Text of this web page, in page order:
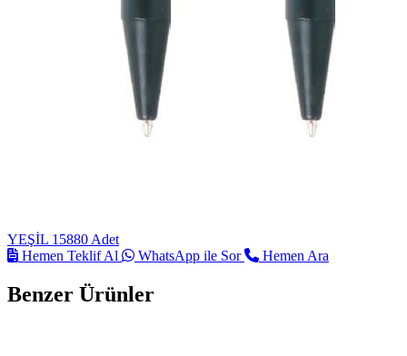
YEŞİL 15880 Adet
Hemen Teklif Al
WhatsApp ile Sor Hemen Ara
Benzer Ürünler